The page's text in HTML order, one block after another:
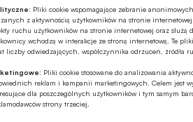
Pliki cookie wspomagające zebranie
z aktywnością użytkowników na stronie
ruchu użytkowników na stronie internetowej oraz służą
wchodzą w interakcje ze stroną internetową. Te
liczby odwiedzających, współczynnika odrzuceń, źródła
Pliki cookie stosowane do analizowania
reklam i kampanii marketingowych. Celem jest
dla poszczególnych użytkowników i tym samym
strony trzeciej.